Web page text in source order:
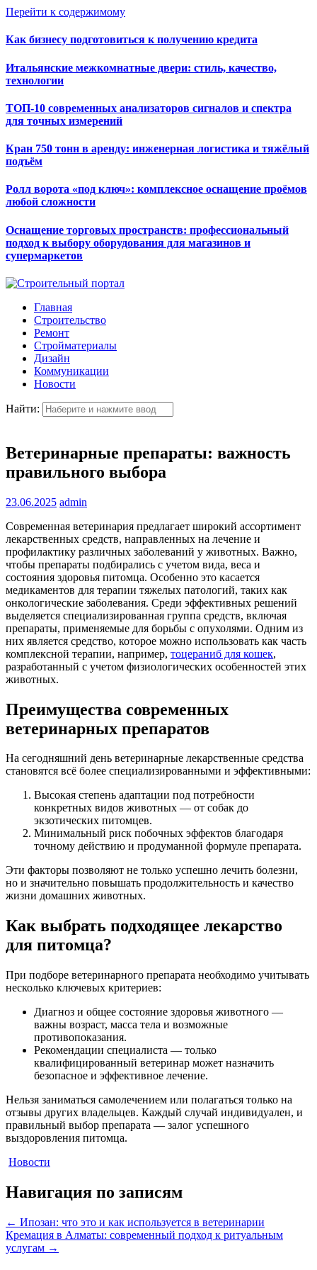
Перейти к содержимому
Как бизнесу подготовиться к получению кредита
Итальянские межкомнатные двери: стиль, качество,
технологии
ТОП-10 современных анализаторов сигналов и спектра
для точных измерений
Кран 750 тонн в аренду: инженерная логистика и тяжёлый
подъём
Ролл ворота «под ключ»: комплексное оснащение проёмов
любой сложности
Оснащение торговых пространств: профессиональный
подход к выбору оборудования для магазинов и
супермаркетов
Главная
Строительство
Ремонт
Стройматериалы
Дизайн
Коммуникации
Новости
Найти:
Ветеринарные препараты: важность
правильного выбора
23.06.2025 admin
Современная ветеринария предлагает широкий ассортимент
лекарственных средств, направленных на лечение и
профилактику различных заболеваний у животных. Важно,
чтобы препараты подбирались с учетом вида, веса и
состояния здоровья питомца. Особенно это касается
медикаментов для терапии тяжелых патологий, таких как
онкологические заболевания. Среди эффективных решений
выделяется специализированная группа средств, включая
препараты, применяемые для борьбы с опухолями. Одним из
них является средство, которое можно использовать как часть
комплексной терапии, например, тоцераниб для кошек,
разработанный с учетом физиологических особенностей этих
животных.
Преимущества современных
ветеринарных препаратов
На сегодняшний день ветеринарные лекарственные средства
становятся всё более специализированными и эффективными:
Высокая степень адаптации под потребности
конкретных видов животных — от собак до
экзотических питомцев.
Минимальный риск побочных эффектов благодаря
точному действию и продуманной формуле препарата.
Эти факторы позволяют не только успешно лечить болезни,
но и значительно повышать продолжительность и качество
жизни домашних животных.
Как выбрать подходящее лекарство
для питомца?
При подборе ветеринарного препарата необходимо учитывать
несколько ключевых критериев:
Диагноз и общее состояние здоровья животного —
важны возраст, масса тела и возможные
противопоказания.
Рекомендации специалиста — только
квалифицированный ветеринар может назначить
безопасное и эффективное лечение.
Нельзя заниматься самолечением или полагаться только на
отзывы других владельцев. Каждый случай индивидуален, и
правильный выбор препарата — залог успешного
выздоровления питомца.
Новости
Навигация по записям
← Ипoзан: что это и как используется в ветеринарии
Кремация в Алматы: современный подход к ритуальным
услугам →